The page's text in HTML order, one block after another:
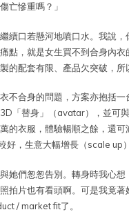
亡慘重嗎？」
續口若懸河地噴口水。我說
點，就是女生買不到合身內
的配套有限、產品欠突破，所
不合身的問題，方案亦抱括
「替身」（avatar），並可
的衣服，體驗暢順之餘，還
，生意大幅增長（scale up
她們怱怱告別。轉身時我心
拍片也有看頭啊。可是我竟
/ market fit了。